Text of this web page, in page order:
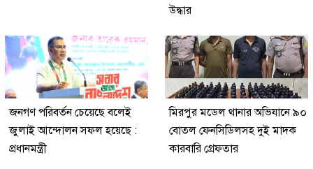
উদ্ধার
জনগণ পরিবর্তন চেয়েছে বলেই
জুলাই আন্দোলন সফল হয়েছে :
প্রধানমন্ত্রী
মিরপুর মডেল থানার অভিযানে ৯০
বোতল ফেনসিডিলসহ দুই মাদক
কারবারি গ্রেফতার